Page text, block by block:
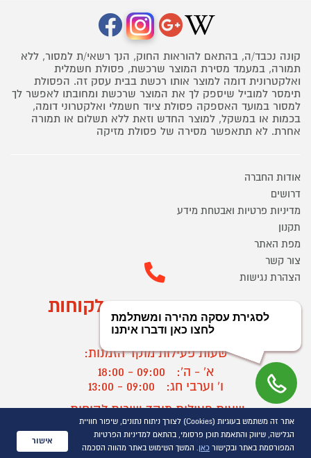
קונה נכבד/ה, בהתאם להוראות החוק, הנך רשאי/ת למסור, ללא
תמורה, במעמד מסירת המוצר שרכשת, פסולת חשמלית
ואלקטרונית דומה למוצר אותו רכשת בבית עסק זה. הפסולת
תימסר למוביל שיספק לך את המוצר שרכשת ומחובתו לאפשר לך
למסור במועד האספקה פסולת ציוד חשמלי ואלקטרוני דומה,
בכמות או במשקל, למוצר החדש וזאת ללא תשלום או תמורה
אחרת. לא תתאפשר מסירה של פסולת מזיקה
אודות החברה
דרושים
מדיניות פרטיות ואבטחת מידע
תקנון
מפת האתר
צור קשר
הצהרת נגישות
מוקד הזמנות ושירות לקוחות
03-9545370
שעות פעילות מוקד הזמנות:
א' - ה':
09:00 - 18:00
ו' וערבי חג:
09:00 - 13:00
שעות פעילות מוקד שירות לקוחות:
א' - ד':
09:00 - 16:30
ה :
09:00 - 16:00
אתר זה משתמש בעוגיות (Cookies) לצורך ניתוח נתונים, שיפור חוויית
הגלישה, שיווק והתאמת תוכן פרסומי, בהתאם למדיניות הפרטיות
המפורסמת באתר ובקישור כאן. המשך השימוש באתר מהווה הסכמה
אישור